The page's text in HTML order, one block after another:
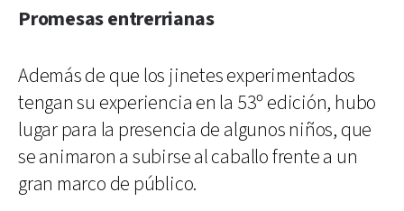
Promesas entrerrianas
Además de que los jinetes experimentados
tengan su experiencia en la 53º edición, hubo
lugar para la presencia de algunos niños, que
se animaron a subirse al caballo frente a un
gran marco de público.